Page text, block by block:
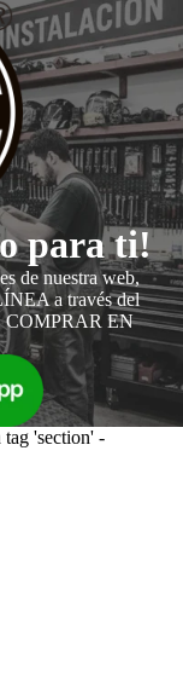
para ti!
de nuestra web,
a través del
COMPRAR EN
'section' -